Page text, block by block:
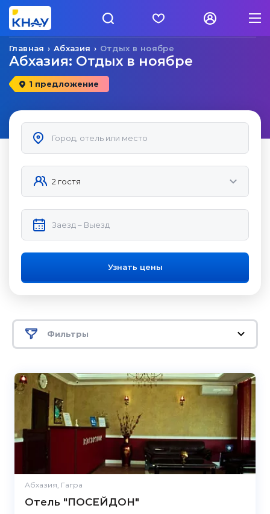
Отдых в ноябре
Абхазия
Главная
Абхазия: Отдых в ноябре
1 предложение
Узнать цены
Фильтры
Абхазия, Гагра
Отель "ПОСЕЙДОН"